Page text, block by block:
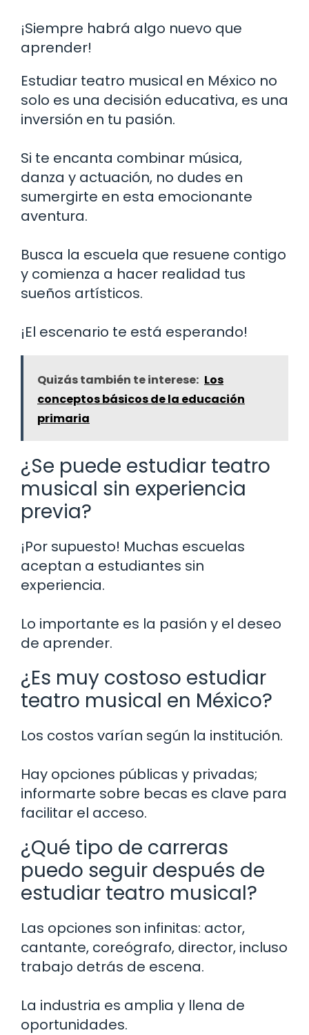
¡Siempre habrá algo nuevo que
aprender!
Estudiar teatro musical en México no
solo es una decisión educativa, es una
inversión en tu pasión.
Si te encanta combinar música,
danza y actuación, no dudes en
sumergirte en esta emocionante
aventura.
Busca la escuela que resuene contigo
y comienza a hacer realidad tus
sueños artísticos.
¡El escenario te está esperando!
Quizás también te interese: Los
conceptos básicos de la educación
primaria
¿Se puede estudiar teatro
musical sin experiencia
previa?
¡Por supuesto! Muchas escuelas
aceptan a estudiantes sin
experiencia.
Lo importante es la pasión y el deseo
de aprender.
¿Es muy costoso estudiar
teatro musical en México?
Los costos varían según la institución.
Hay opciones públicas y privadas;
informarte sobre becas es clave para
facilitar el acceso.
¿Qué tipo de carreras
puedo seguir después de
estudiar teatro musical?
Las opciones son infinitas: actor,
cantante, coreógrafo, director, incluso
trabajo detrás de escena.
La industria es amplia y llena de
oportunidades.